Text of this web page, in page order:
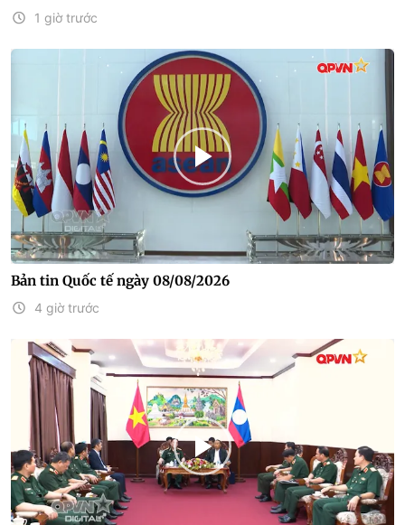
1 giờ trước
Bản tin Quốc tế ngày 08/08/2026
4 giờ trước